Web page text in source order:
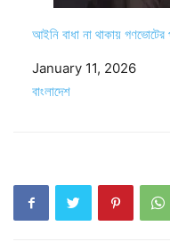
আইনি বাধা না থাকায় গণভোটের
Date
January 11, 2026
In relation to
বাংলাদেশ